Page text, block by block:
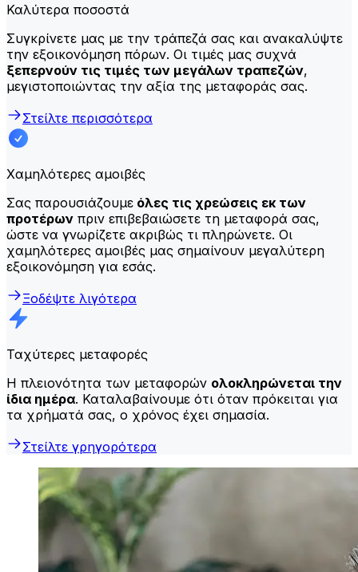
Καλύτερα ποσοστά
Συγκρίνετε μας με την τράπεζά σας και ανακαλύψτε
την εξοικονόμηση πόρων. Οι τιμές μας συχνά
ξεπερνούν τις τιμές των μεγάλων τραπεζών,
μεγιστοποιώντας την αξία της μεταφοράς σας.
Στείλτε περισσότερα
Χαμηλότερες αμοιβές
Σας παρουσιάζουμε όλες τις χρεώσεις εκ των
προτέρων πριν επιβεβαιώσετε τη μεταφορά σας,
ώστε να γνωρίζετε ακριβώς τι πληρώνετε. Οι
χαμηλότερες αμοιβές μας σημαίνουν μεγαλύτερη
εξοικονόμηση για εσάς.
Ξοδέψτε λιγότερα
Ταχύτερες μεταφορές
Η πλειονότητα των μεταφορών ολοκληρώνεται την
ίδια ημέρα. Καταλαβαίνουμε ότι όταν πρόκειται για
τα χρήματά σας, ο χρόνος έχει σημασία.
Στείλτε γρηγορότερα